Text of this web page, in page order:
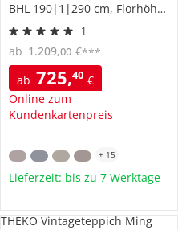
BHL 190|1|290 cm, Florhöhe 1 cm
1
ab 725,40 €
Online zum
Kundenkartenpreis
ab 1.209,00 €***
+ 15
Lieferzeit: bis zu 7 Werktage
THEKO Vintageteppich Ming